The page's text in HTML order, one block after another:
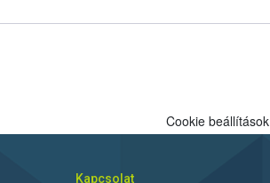
Cookie beállítások
Kapcsolat